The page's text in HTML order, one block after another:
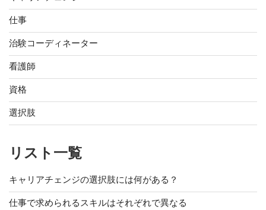
仕事
治験コーディネーター
看護師
資格
選択肢
リスト一覧
キャリアチェンジの選択肢には何がある？
仕事で求められるスキルはそれぞれで異なる